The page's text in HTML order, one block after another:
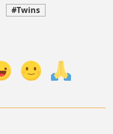
#Twins